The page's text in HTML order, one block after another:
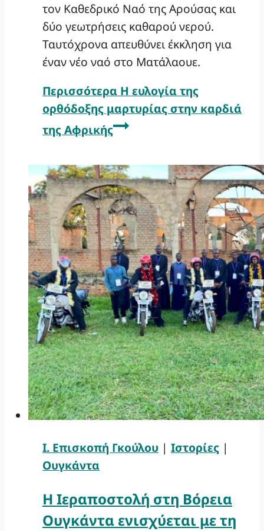
τον Καθεδρικό Ναό της Αρούσας και
δύο γεωτρήσεις καθαρού νερού.
Ταυτόχρονα απευθύνει έκκληση για
έναν νέο ναό στο Ματάλαουε.
Περισσότερα Η ευλογία της
ορθόδοξης μαρτυρίας στην καρδιά
της Αφρικής
Ι. Επισκοπή Γκούλου | Ιστορίες |
Ουγκάντα
Η Ιεραποστολή στη Βόρεια
Ουγκάντα ενισχύεται με τη